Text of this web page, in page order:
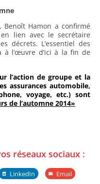
Benoît Hamon a confirmé
en lien avec le secrétaire
décrets. L’essentiel des
l’œuvre d’ici à la fin de
l’action de groupe et la
assurances automobile,
voyage, etc.) sont
de l’automne 2014»
réseaux sociaux :
LinkedIn Email